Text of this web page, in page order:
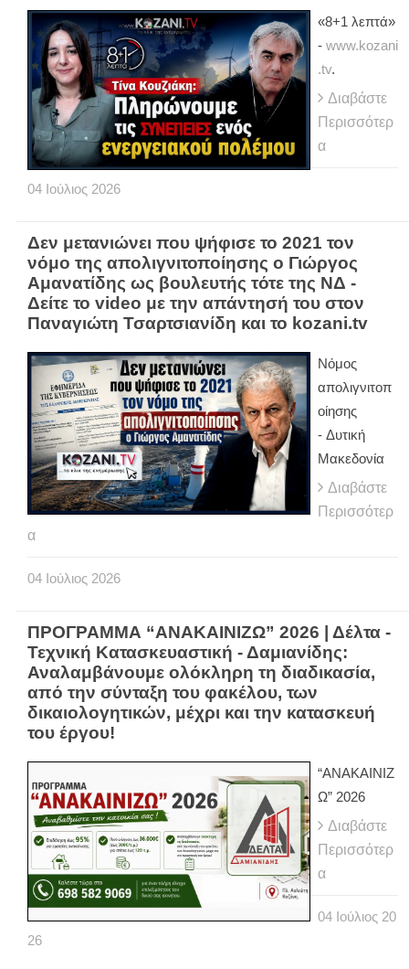
«8+1 λεπτά»
- www.kozani
.tv.
Διαβάστε
Περισσότερ
α
04 Ιούλιος 2026
Δεν μετανιώνει που ψήφισε το 2021 τον
νόμο της απολιγνιτοποίησης ο Γιώργος
Αμανατίδης ως βουλευτής τότε της ΝΔ -
Δείτε το video με την απάντησή του στον
Παναγιώτη Τσαρτσιανίδη και το kozani.tv
Νόμος
απολιγνιτοπ
οίησης
- Δυτική
Μακεδονία
Διαβάστε
Περισσότερ
α
04 Ιούλιος 2026
ΠΡΟΓΡΑΜΜΑ “ΑΝΑΚΑΙΝΙΖΩ” 2026 | Δέλτα -
Τεχνική Κατασκευαστική - Δαμιανίδης:
Αναλαμβάνουμε ολόκληρη τη διαδικασία,
από την σύνταξη του φακέλου, των
δικαιολογητικών, μέχρι και την κατασκευή
του έργου!
“ΑΝΑΚΑΙΝΙΖ
Ω” 2026
Διαβάστε
Περισσότερ
α
04 Ιούλιος 20
26